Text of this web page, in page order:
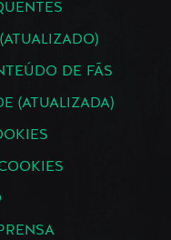
DE FÃS
(ATUALIZADA)